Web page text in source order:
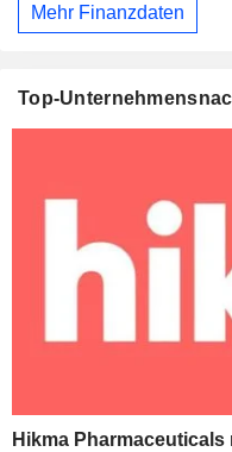
Mehr Finanzdaten
Top-
Hikma